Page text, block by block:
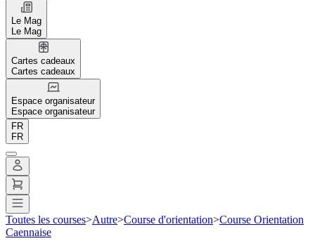
Le Mag
Le Mag
Cartes cadeaux
Cartes cadeaux
Espace organisateur
Espace organisateur
FR
FR
Toutes les courses>Autre>Course d'orientation>Course Orientation
Caennaise